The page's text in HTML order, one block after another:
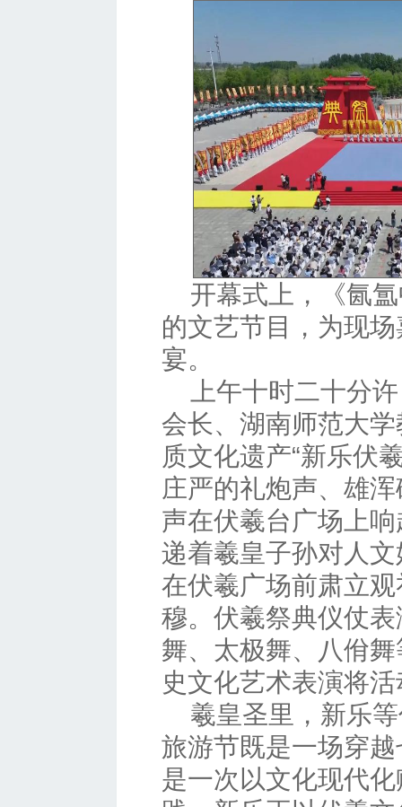
开幕式上，《氤
的文艺节目，为现
宴。
上午十时二十分
会长、湖南师范大
质文化遗产“新乐伏
庄严的礼炮声、雄
声在伏羲台广场上
递着羲皇子孙对人
在伏羲广场前肃立
穆。伏羲祭典仪仗
舞、太极舞、八佾
史文化艺术表演将
羲皇圣里，新乐
旅游节既是一场穿
是一次以文化现代